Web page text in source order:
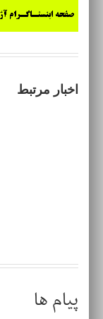
اخبار مرتبط
پیام ها